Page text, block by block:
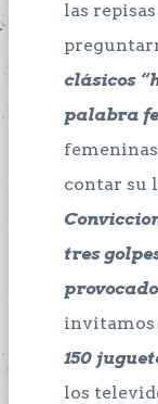
las
clásicos
palabra
contar su
tres
invitamos
150
los